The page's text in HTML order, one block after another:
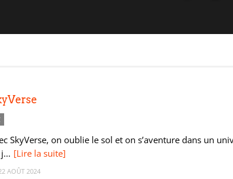
SkyVerse, on oublie le sol et on s’aventure dans un
[Lire la suite]
AOÛT 2024